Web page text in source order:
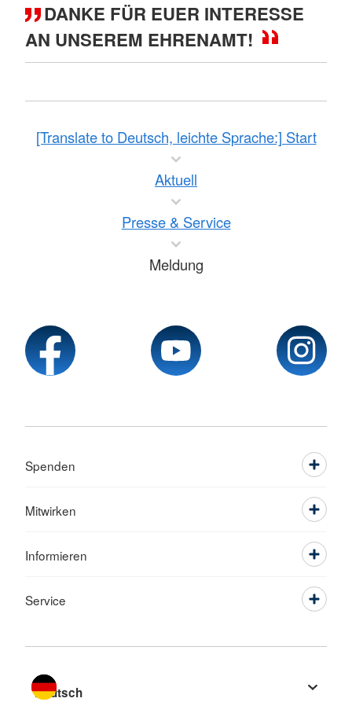
DANKE FÜR EUER INTERESSE
AN UNSEREM EHRENAMT!
[Translate to Deutsch, leichte Sprache:] Start
Aktuell
Presse & Service
Meldung
Spenden
Mitwirken
Informieren
Service
Sprache wechseln zu